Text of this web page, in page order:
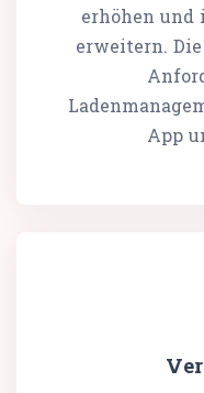
erhöhen und
erweitern.
App